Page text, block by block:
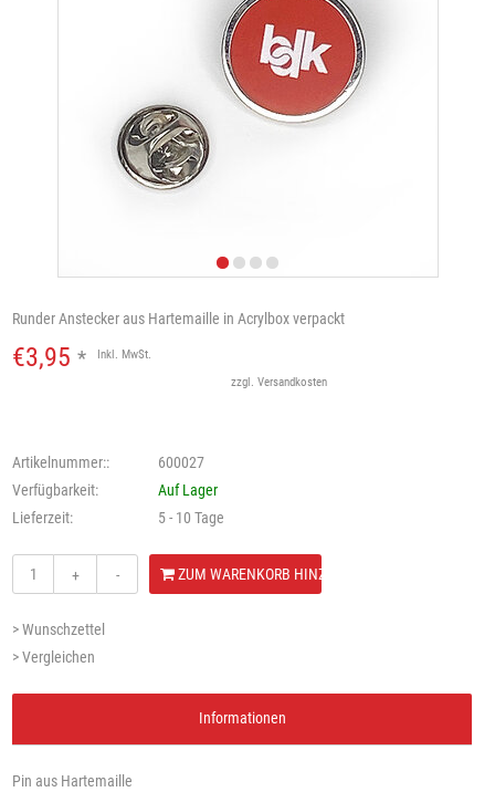
Runder Anstecker aus Hartemaille in Acrylbox verpackt
€3,95*
Inkl. MwSt.
zzgl. Versandkosten
Artikelnummer::
600027
Verfügbarkeit:
Auf Lager
Lieferzeit:
5 - 10 Tage
+ - ZUM WARENKORB HINZUFÜGEN
> Wunschzettel
> Vergleichen
Informationen
Pin aus Hartemaille